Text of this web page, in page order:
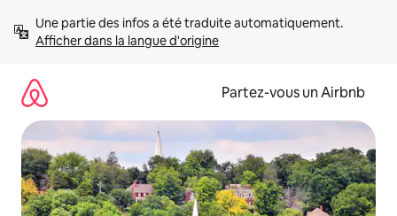
directement
Afficher dans la langue d'origine
Partez-vous un Airbnb